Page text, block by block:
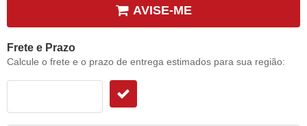
AVISE-ME
Frete e Prazo
Calcule o frete e o prazo de entrega estimados para sua região: